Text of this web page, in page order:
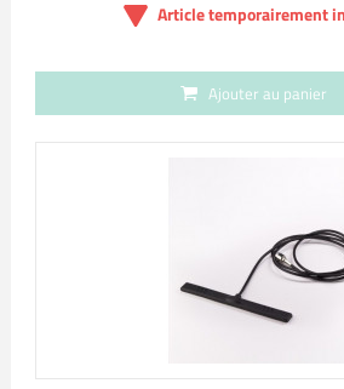
Article temporairement
Ajouter au panier